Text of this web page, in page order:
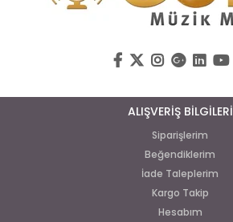
ALIŞVERİŞ BİLGİLERİ
Siparişlerim
Beğendiklerim
İade Taleplerim
Kargo Takip
Hesabım